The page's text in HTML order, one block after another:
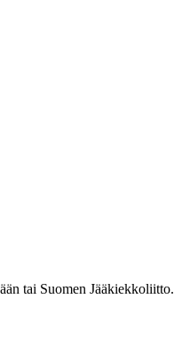
tai Suomen Jääkiekkoliitto.